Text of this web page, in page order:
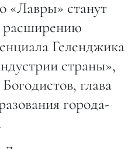
«Лавры» станут
Геленджика
страны»,
глава
города-